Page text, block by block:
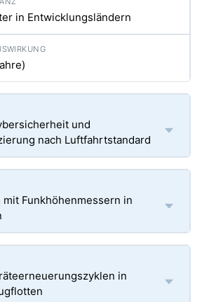
in Entwicklungsländern
und
nach Luftfahrtstandard
Funkhöhenmessern in
in